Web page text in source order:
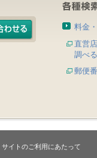
料金
直営
調べる
郵便
サイトのご利用にあたって